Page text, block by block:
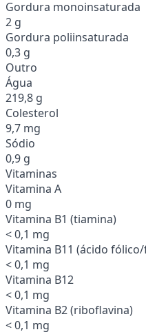
Gordura monoinsaturada
2 g
Gordura poliinsaturada
0,3 g
Outro
Água
219,8 g
Colesterol
9,7 mg
Sódio
0,9 g
Vitaminas
Vitamina A
0 mg
Vitamina B1 (tiamina)
< 0,1 mg
Vitamina B11 (ácido
< 0,1 mg
Vitamina B12
< 0,1 mg
Vitamina B2 (riboflavina)
< 0,1 mg